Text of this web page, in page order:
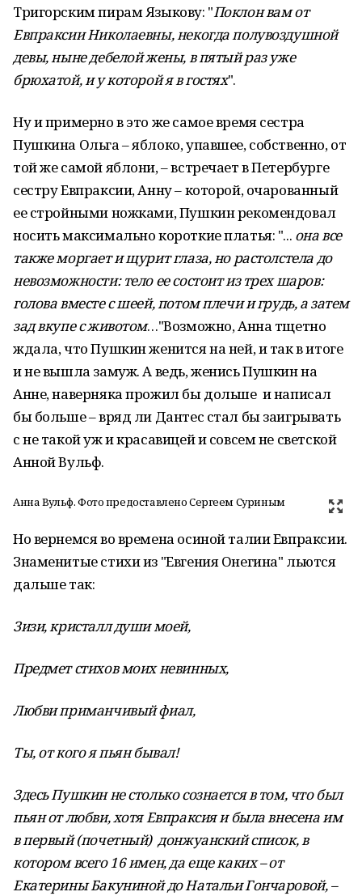
Тригорским пирам Языкову: "Поклон вам от
Евпраксии Николаевны, некогда полувоздушной
девы, ныне дебелой жены, в пятый раз уже
брюхатой, и у которой я в гостях".
Ну и примерно в это же самое время сестра
Пушкина Ольга – яблоко, упавшее, собственно, от
той же самой яблони, – встречает в Петербурге
сестру Евпраксии, Анну – которой, очарованный
ее стройными ножками, Пушкин рекомендовал
носить максимально короткие платья: "... она все
также моргает и щурит глаза, но растолстела до
невозможности: тело ее состоит из трех шаров:
голова вместе с шеей, потом плечи и грудь, а затем
зад вкупе с животом…"Возможно, Анна тщетно
ждала, что Пушкин женится на ней, и так в итоге
и не вышла замуж. А ведь, женись Пушкин на
Анне, наверняка прожил бы дольше и написал
бы больше – вряд ли Дантес стал бы заигрывать
с не такой уж и красавицей и совсем не светской
Анной Вульф.
Анна Вульф. Фото предоставлено Сергеем Суриным
Но вернемся во времена осиной талии Евпраксии.
Знаменитые стихи из "Евгения Онегина" льются
дальше так:
Зизи, кристалл души моей,
Предмет стихов моих невинных,
Любви приманчивый фиал,
Ты, от кого я пьян бывал!
Здесь Пушкин не столько сознается в том, что был
пьян от любви, хотя Евпраксия и была внесена им
в первый (почетный) донжуанский список, в
котором всего 16 имен, да еще каких – от
Екатерины Бакуниной до Натальи Гончаровой, –